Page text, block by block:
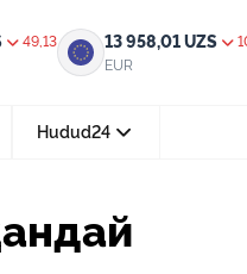
49,13
13 958,01UZS
EUR
Hudud24